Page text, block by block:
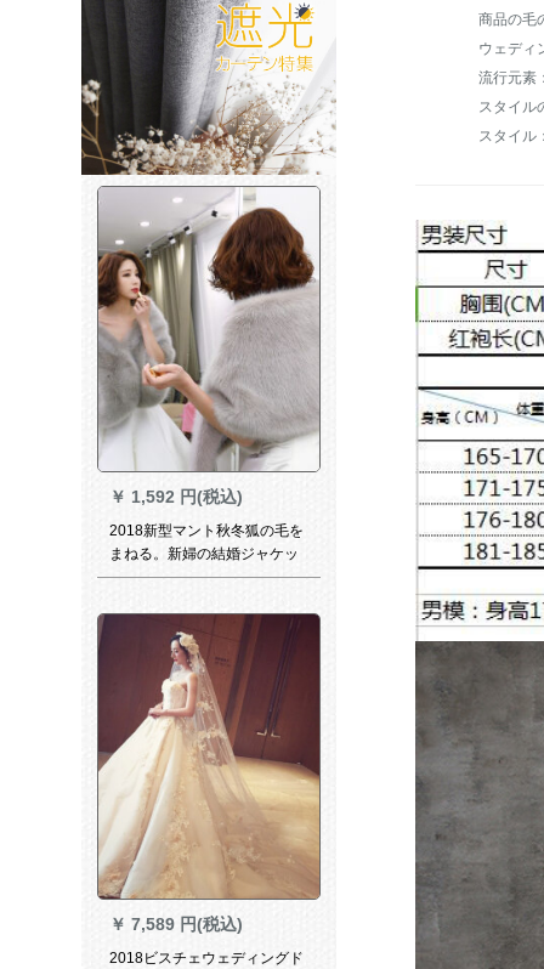
￥ 1,592 円(税込)
2018新型マント秋冬狐の毛を
まねる。新婦の結婚ジャケッ
トと結婚服のケープとチャイ
￥ 7,589 円(税込)
2018ビスチェウェディングド
商品の毛
ウェディ
流行元素
スタイル
スタイル